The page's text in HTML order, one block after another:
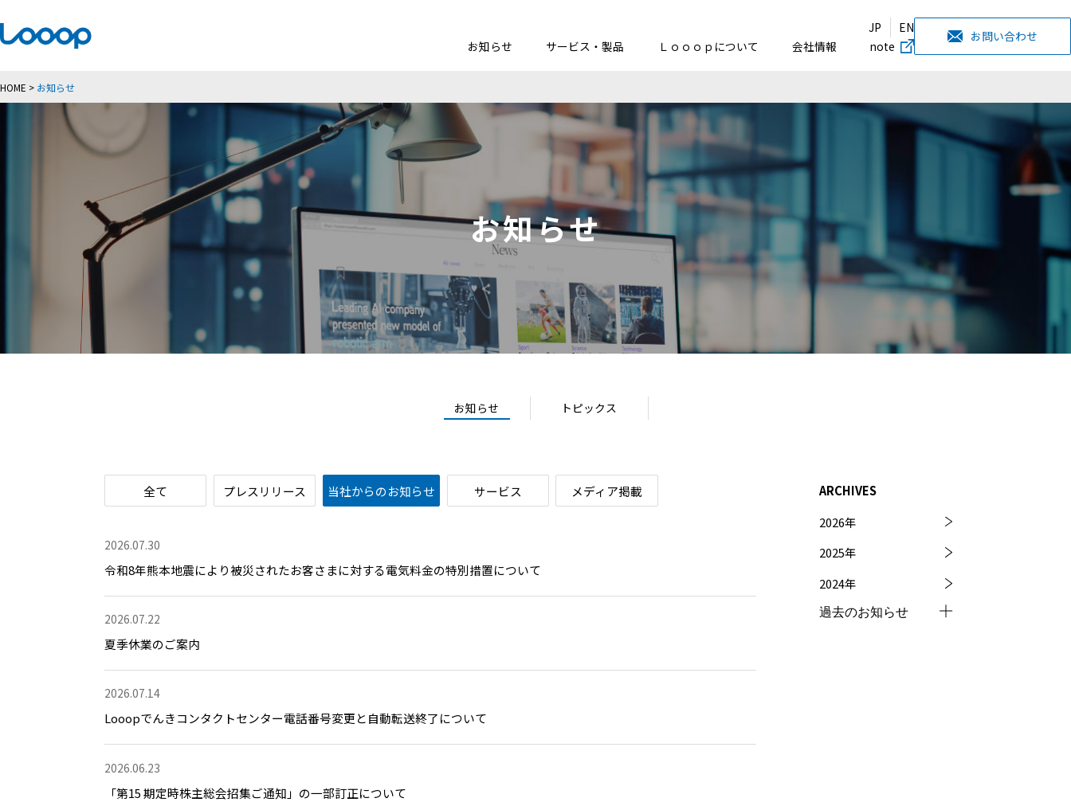
JP
EN
お知らせ
サービス・製品 Ｌｏｏｏｐについて 会社情報 note
お問い合わせ
HOME > お知らせ
お知らせ
お知らせ トピックス
全て プレスリリース 当社からのお知らせ サービス メディア掲載
2026.07.30
令和8年熊本地震により被災されたお客さまに対する電気料金の特別措置について
2026.07.22
夏季休業のご案内
2026.07.14
Looopでんきコンタクトセンター電話番号変更と自動転送終了について
2026.06.23
「第15 期定時株主総会招集ご通知」の一部訂正について
ARCHIVES
2026年
2025年
2024年
過去のお知らせ